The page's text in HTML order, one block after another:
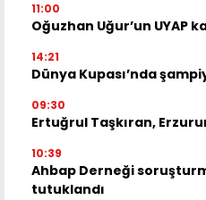
11:00
Oğuzhan Uğur’un UYAP
14:21
Dünya Kupası’nda
09:30
Ertuğrul Taşkıran,
10:39
Ahbap Derneği
tutuklandı